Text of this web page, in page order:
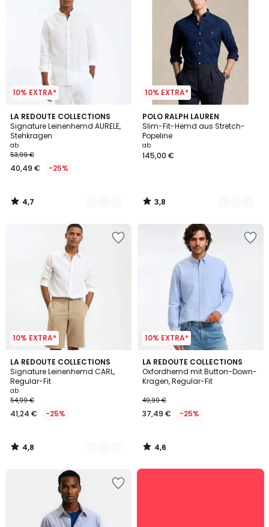
10% EXTRA*
LA REDOUTE COLLECTIONS
Signature Leinenhemd AURELE,
Stehkragen
Ab
40,49
€
53,99
€
ab
53,99 €
40,49 € -25%
4,7
/ 5
8
Farben
4,7
/
10% EXTRA*
POLO RALPH LAUREN
Slim-Fit-Hemd aus Stretch-
Popeline
ab
145,00 €
3,8
/ 5
4
Farben
3,8
/
10% EXTRA*
LA REDOUTE COLLECTIONS
Signature Leinenhemd CARL,
Regular-Fit
ab
54,99 €
41,24 € -25%
4,8
/ 5
5
Farben
4,8
/
10% EXTRA*
LA REDOUTE COLLECTIONS
Oxfordhemd mit Button-Down-
Kragen, Regular-Fit
49,99 €
37,49 € -25%
4,6
/ 5
4,6
/
SALE